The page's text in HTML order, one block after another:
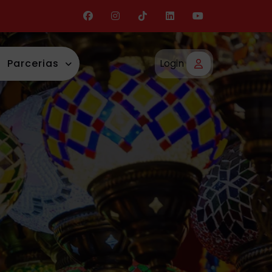
Parcerias Login